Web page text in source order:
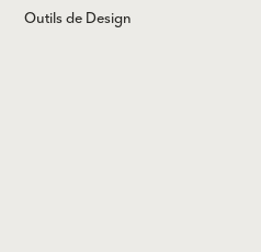
Outils de Design